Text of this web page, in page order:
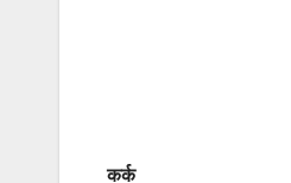
कर्क